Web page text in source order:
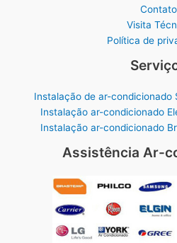
Contato
Visita
Política de
Instalação de ar-condicionado
Instalação ar-condicionado
Instalação ar-condicionado
Assistência Ar-